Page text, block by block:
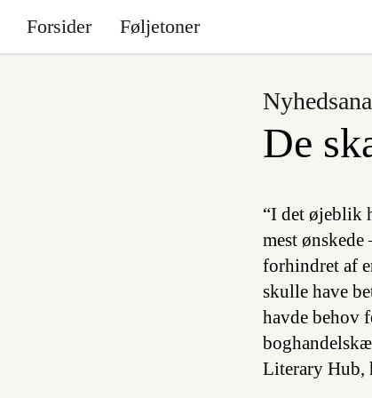
Forsider Føljetoner
De
“I det øjeblik
mest
forhindret af
skulle have
havde behov
Literary Hub,